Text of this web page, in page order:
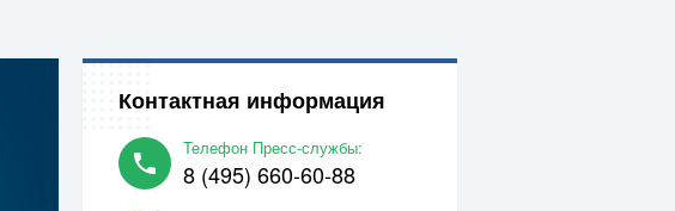
Контактная информация
Телефон Пресс-службы:
8 (495) 660-60-88